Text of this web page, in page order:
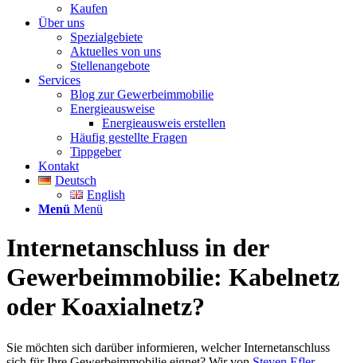
Kaufen
Über uns
Spezialgebiete
Aktuelles von uns
Stellenangebote
Services
Blog zur Gewerbeimmobilie
Energieausweise
Energieausweis erstellen
Häufig gestellte Fragen
Tippgeber
Kontakt
Deutsch
English
Menü Menü
Internetanschluss in der
Gewerbeimmobilie: Kabelnetz
oder Koaxialnetz?
Sie möchten sich darüber informieren, welcher Internetanschluss